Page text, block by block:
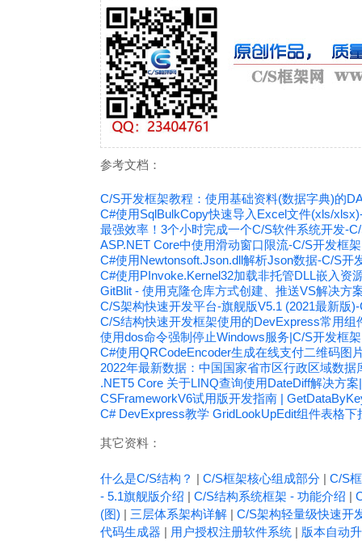
参考文档：
C/S开发框架教程：使用基础资料(数据字典)的
C#使用SqlBulkCopy快速导入Excel文件(xls/
最强效率！3个小时完成一个C/S软件系统开发-
ASP.NET Core中使用滑动窗口限流-C/S开发框架
C#使用Newtonsoft.Json.dll解析Json数据-C/S开
C#使用PInvoke.Kernel32加载非托管DLL嵌入资
GitBlit - 使用克隆仓库方式创建、推送VS解决方
C/S架构快速开发平台-旗舰版V5.1 (2021最新版
C/S结构快速开发框架使用的DevExpress常用组
使用dos命令强制停止Windows服务|C/S开发框架
C#使用QRCodeEncoder生成在线支付二维码图
2022年最新数据：中国国家省市区行政区域数
.NET5 Core 关于LINQ查询使用DateDiff解决方
CSFrameworkV6试用版开发指南 |
C# DevExpress教学 GridLookUpEdit组件表格
其它资料：
什么是C/S结构？ | C/S框架核心组成部分 | C/S
- 5.1旗舰版介绍 | C/S结构系统框架 - 功能介绍 |
(图) | 三层体系架构详解 | C/S架构轻量级快速开
代码生成器 | 用户授权注册软件系统 | 版本自动